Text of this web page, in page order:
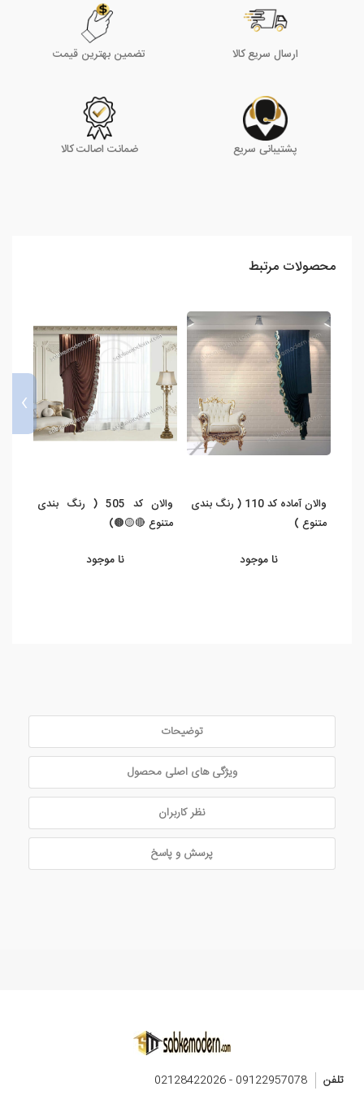
ارسال سریع کالا تضمین بهترین قیمت
پشتیبانی سریع ضمانت اصالت کالا
محصولات مرتبط
والان آماده کد 110 ( رنگ بندی
متنوع )
نا موجود
والان کد 505 ( رنگ بندی
متنوع 🔴🟡🟤)
نا موجود
›
توضیحات
ویژگی های اصلی محصول
نظر کاربران
پرسش و پاسخ
تلفن 09122957078 - 02128422026